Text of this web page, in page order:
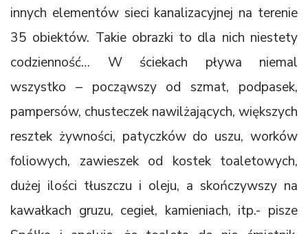
innych elementów sieci kanalizacyjnej na terenie
35 obiektów. Takie obrazki to dla nich niestety
codzienność… W ściekach pływa niemal
wszystko – począwszy od szmat, podpasek,
pampersów, chusteczek nawilżających, większych
resztek żywności, patyczków do uszu, worków
foliowych, zawieszek od kostek toaletowych,
dużej ilości tłuszczu i oleju, a skończywszy na
kawałkach gruzu, cegieł, kamieniach, itp.- pisze